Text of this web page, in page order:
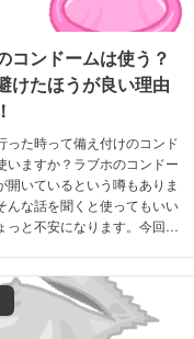
コンドームは使う？
けたほうが良い理由
った時って備え付けのコンド
いますか？ラブホのコンドー
開いているという噂もありま
んな話を聞くと使ってもいい
っと不安になります。今回は